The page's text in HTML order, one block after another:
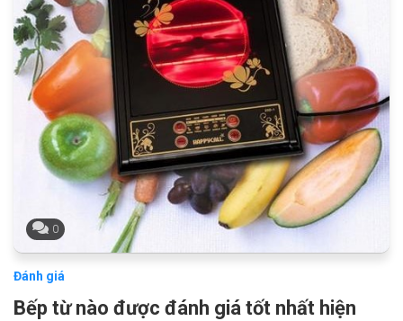
0
Đánh giá
Bếp từ nào được đánh giá tốt nhất hiện